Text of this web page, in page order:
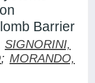
Barrier
SIGNORINI,
; MORANDO,